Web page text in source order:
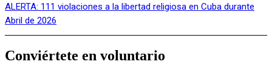
ALERTA: 111 violaciones a la libertad religiosa en Cuba durante
Abril de 2026
Conviértete en voluntario